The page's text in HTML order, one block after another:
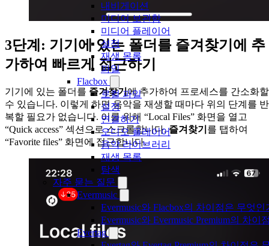
내비게이션
미디어 보관함
미디어 플레이어
설정
재생 목록
파일
Flacbox
로컬 파일
설정
연결하기
오디오 플레이어
음악 라이브러리
재생 목록
탐색
자주 묻는 질문
Evermusic
Evermusic와 Flacbox의 차이점은 무엇인
Evermusic와 Evermusic Premium의 차이
Evertag
3단계: 기기에 있는 폴더를 즐겨찾기에 추
가하여 빠르게 접근하기
기기에 있는 폴더를 즐겨찾기에 추가하여 프로세스를 간소화할
수 있습니다. 이렇게 하면 음악을 재생할 때마다 위의 단계를 반
복할 필요가 없습니다. 이를 위해 “Local Files” 화면을 열고
“Quick access” 섹션으로 스크롤합니다.즐겨찾기 를 탭하여
“Favorite files” 화면에 접근합니다.